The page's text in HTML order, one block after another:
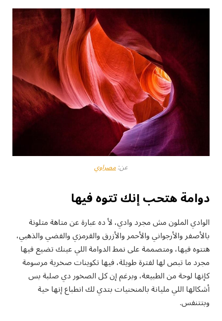
عن:مصراوي
دوامة هتحب إنك تتوه فيها
الوادي الملون مش مجرد وادي، لأ ده عبارة عن متاهة متلونة
بالأصفر والأرجواني والأحمر والأزرق والقرمزي والفضي والذهبي،
هتتوه فيها، ومتصممة على نمط الدوامة اللي عينك تضيع فيها
مجرد ما تبص لها لفترة طويلة، فيها تكوينات صخرية مرسومة
كإنها لوحة من الطبيعة، وبرغم إن كل الصخور دي صلبة بس
أشكالها اللي مليانة بالمنحنيات بتدي لك انطباع إنها حية
وبتتنفس.